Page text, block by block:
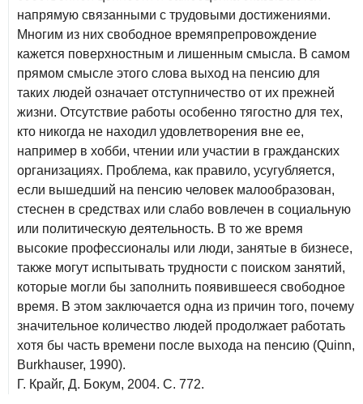
напрямую связанными с трудовыми достижениями.
Многим из них свободное времяпрепровождение
кажется поверхностным и лишенным смысла. В самом
прямом смысле этого слова выход на пенсию для
таких людей означает отступничество от их прежней
жизни. Отсутствие работы особенно тягостно для тех,
кто никогда не находил удовлетворения вне ее,
например в хобби, чтении или участии в гражданских
организациях. Проблема, как правило, усугубляется,
если вышедший на пенсию человек малообразован,
стеснен в средствах или слабо вовлечен в социальную
или политическую деятельность. В то же время
высокие профессионалы или люди, занятые в бизнесе,
также могут испытывать трудности с поиском занятий,
которые могли бы заполнить появившееся свободное
время. В этом заключается одна из причин того, почему
значительное количество людей продолжает работать
хотя бы часть времени после выхода на пенсию (Quinn,
Burkhauser, 1990).
Г. Крайг, Д. Бокум, 2004. С. 772.